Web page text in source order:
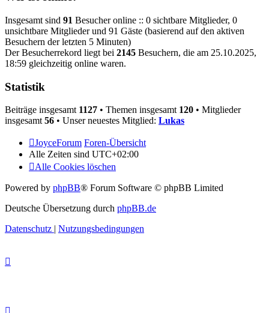
Insgesamt sind 91 Besucher online :: 0 sichtbare Mitglieder, 0
unsichtbare Mitglieder und 91 Gäste (basierend auf den aktiven
Besuchern der letzten 5 Minuten)
Der Besucherrekord liegt bei 2145 Besuchern, die am 25.10.2025,
18:59 gleichzeitig online waren.
Statistik
Beiträge insgesamt 1127 • Themen insgesamt 120 • Mitglieder
insgesamt 56 • Unser neuestes Mitglied: Lukas
JoyceForum Foren-Übersicht
Alle Zeiten sind UTC+02:00
Alle Cookies löschen
Powered by phpBB® Forum Software © phpBB Limited
Deutsche Übersetzung durch phpBB.de
Datenschutz | Nutzungsbedingungen